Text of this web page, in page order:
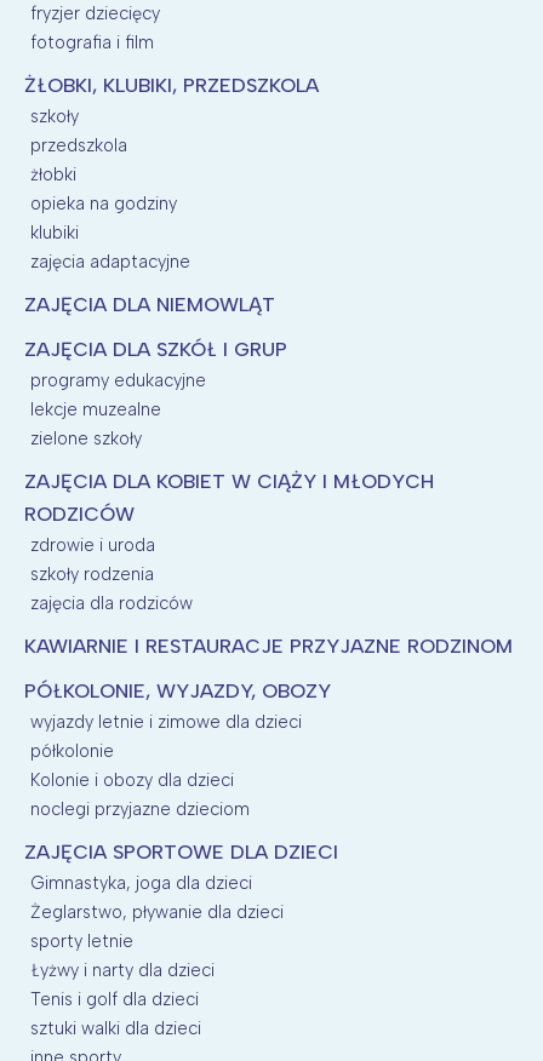
fryzjer dziecięcy
fotografia i film
ŻŁOBKI, KLUBIKI, PRZEDSZKOLA
szkoły
przedszkola
żłobki
opieka na godziny
klubiki
zajęcia adaptacyjne
ZAJĘCIA DLA NIEMOWLĄT
ZAJĘCIA DLA SZKÓŁ I GRUP
programy edukacyjne
lekcje muzealne
zielone szkoły
ZAJĘCIA DLA KOBIET W CIĄŻY I MŁODYCH
RODZICÓW
zdrowie i uroda
szkoły rodzenia
zajęcia dla rodziców
KAWIARNIE I RESTAURACJE PRZYJAZNE RODZINOM
PÓŁKOLONIE, WYJAZDY, OBOZY
wyjazdy letnie i zimowe dla dzieci
półkolonie
Kolonie i obozy dla dzieci
noclegi przyjazne dzieciom
ZAJĘCIA SPORTOWE DLA DZIECI
Gimnastyka, joga dla dzieci
Żeglarstwo, pływanie dla dzieci
sporty letnie
Łyżwy i narty dla dzieci
Tenis i golf dla dzieci
sztuki walki dla dzieci